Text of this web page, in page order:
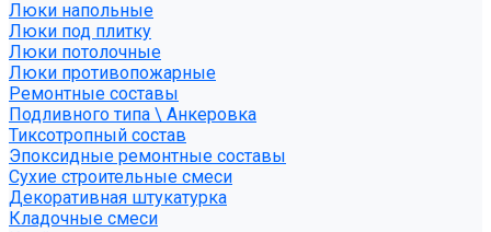
Люки напольные
Люки под плитку
Люки потолочные
Люки противопожарные
Ремонтные составы
Подливного типа \ Анкеровка
Тиксотропный состав
Эпоксидные ремонтные составы
Сухие строительные смеси
Декоративная штукатурка
Кладочные смеси